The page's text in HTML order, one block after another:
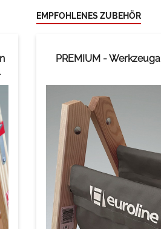
EMPFOHLENES ZUBEHÖR
PREMIUM -